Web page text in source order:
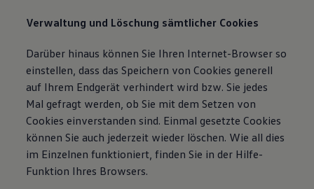
Verwaltung und Löschung sämtlicher Cookies
Darüber hinaus können Sie Ihren Internet-Browser so
einstellen, dass das Speichern von Cookies generell
auf Ihrem Endgerät verhindert wird bzw. Sie jedes
Mal gefragt werden, ob Sie mit dem Setzen von
Cookies einverstanden sind. Einmal gesetzte Cookies
können Sie auch jederzeit wieder löschen. Wie all dies
im Einzelnen funktioniert, finden Sie in der Hilfe-
Funktion Ihres Browsers.